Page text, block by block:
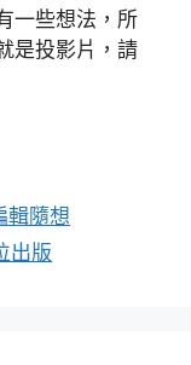
一些想法，所
是投影片，請
輯隨想
出版